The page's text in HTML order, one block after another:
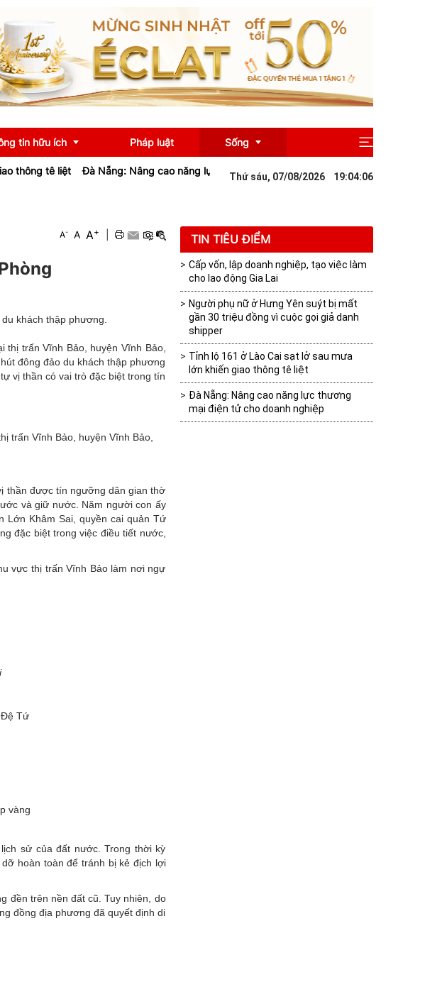
tin hữu ích Pháp luật Sống
Du lịch
tê liệt Đà Nẵng: Nâng cao năng lực thương mại điện tử cho doanh nghiệp
Thứ sáu, 07/08/2026 19:04:06
A- A A+
khách thập phương.
trấn Vĩnh Bảo, huyện Vĩnh Bảo,
đông đảo du khách thập phương
vị thần có vai trò đặc biệt trong tín
trấn Vĩnh Bảo, huyện Vĩnh Bảo,
thần được tín ngưỡng dân gian thờ
và giữ nước. Năm người con ấy
Lớn Khâm Sai, quyền cai quản Tứ
đặc biệt trong việc điều tiết nước,
vực thị trấn Vĩnh Bảo làm nơi ngự
Đệ Tứ
vàng
sử của đất nước. Trong thời kỳ
hoàn toàn để tránh bị kẻ địch lợi
đền trên nền đất cũ. Tuy nhiên, do
đồng địa phương đã quyết định di
TIN TIÊU ĐIỂM
Cấp vốn, lập doanh nghiệp, tạo việc làm
cho lao động Gia Lai
Người phụ nữ ở Hưng Yên suýt bị mất
gần 30 triệu đồng vì cuộc gọi giả danh
shipper
Tỉnh lộ 161 ở Lào Cai sạt lở sau mưa
lớn khiến giao thông tê liệt
Đà Nẵng: Nâng cao năng lực thương
mại điện tử cho doanh nghiệp